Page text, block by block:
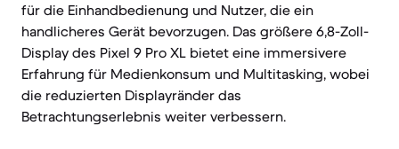
für die Einhandbedienung und Nutzer, die ein
handlicheres Gerät bevorzugen. Das größere 6,8-Zoll-
Display des Pixel 9 Pro XL bietet eine immersivere
Erfahrung für Medienkonsum und Multitasking, wobei
die reduzierten Displayränder das
Betrachtungserlebnis weiter verbessern.